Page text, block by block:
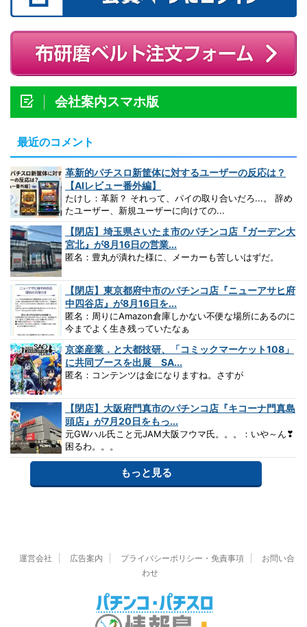
会社案内スマホ版
最近のコメント
革新的パチスロ新筐体に対するユーザーの反応は？
【AIレビュー番外編】
たけし：革新？ それって、パイの取り合いだろ...。 辞め
たユーザー、新規ユーザーに向けての...
【閉店】埼玉県さいたま市のパチンコ店『ガーデン大
宮北』が8月16日の営業...
匿名：豊丸が潰れた様に、メーカーも苦しいはずだ。
【閉店】東京都府中市のパチンコ店『ニューアサヒ府
中四谷店』が8月16日を...
匿名：周りにAmazon倉庫しかない不便な場所にあるのに
今までよく生き残っていたなぁ
京楽産業．と大都技研、「コミックマーケット108」
に共同ブースを出展 SA...
匿名：コンテンツは金になりますね。さすが
【閉店】大阪府門真市のパチンコ店『キコーナ門真島
頭店』が7月20日をもっ...
元GWハル氏こと元JAM大阪フウマ氏。。。：いや～ん❣
困るわ。。。
もっと見る
運営会社 広告案内 プライバシーポリシー・免責事項
お問い合
わせ